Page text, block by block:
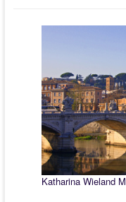
Angebote
Stellenangebote
Gelebter Glaube
Indien Freundeskreis
Faire Gemeinde
Kirchenführer
Katharina Wieland